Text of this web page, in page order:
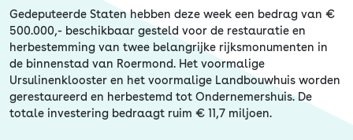
Overheid
Erfgoed
Gedeputeerde Staten hebben deze week een bedrag van €
500.000,- beschikbaar gesteld voor de restauratie en
herbestemming van twee belangrijke rijksmonumenten in
de binnenstad van Roermond. Het voormalige
Ursulinenklooster en het voormalige Landbouwhuis worden
gerestaureerd en herbestemd tot Ondernemershuis. De
totale investering bedraagt ruim € 11,7 miljoen.